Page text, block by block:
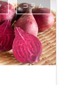
コラム